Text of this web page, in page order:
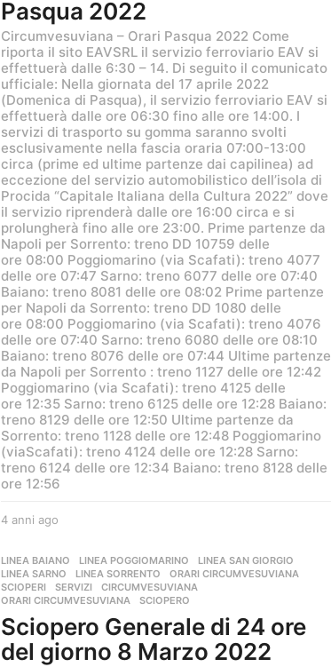
Pasqua 2022
Circumvesuviana – Orari Pasqua 2022 Come
riporta il sito EAVSRL il servizio ferroviario EAV si
effettuerà dalle 6:30 – 14. Di seguito il comunicato
ufficiale: Nella giornata del 17 aprile 2022
(Domenica di Pasqua), il servizio ferroviario EAV si
effettuerà dalle ore 06:30 fino alle ore 14:00. I
servizi di trasporto su gomma saranno svolti
esclusivamente nella fascia oraria 07:00-13:00
circa (prime ed ultime partenze dai capilinea) ad
eccezione del servizio automobilistico dell’isola di
Procida “Capitale Italiana della Cultura 2022” dove
il servizio riprenderà dalle ore 16:00 circa e si
prolungherà fino alle ore 23:00. Prime partenze da
Napoli per Sorrento: treno DD 10759 delle
ore 08:00 Poggiomarino (via Scafati): treno 4077
delle ore 07:47 Sarno: treno 6077 delle ore 07:40
Baiano: treno 8081 delle ore 08:02 Prime partenze
per Napoli da Sorrento: treno DD 1080 delle
ore 08:00 Poggiomarino (via Scafati): treno 4076
delle ore 07:40 Sarno: treno 6080 delle ore 08:10
Baiano: treno 8076 delle ore 07:44 Ultime partenze
da Napoli per Sorrento : treno 1127 delle ore 12:42
Poggiomarino (via Scafati): treno 4125 delle
ore 12:35 Sarno: treno 6125 delle ore 12:28 Baiano:
treno 8129 delle ore 12:50 Ultime partenze da
Sorrento: treno 1128 delle ore 12:48 Poggiomarino
(viaScafati): treno 4124 delle ore 12:28 Sarno:
treno 6124 delle ore 12:34 Baiano: treno 8128 delle
ore 12:56
4 anni ago
n
i
a
g
o
LINEA BAIANO ,LINEA POGGIOMARINO ,LINEA SAN GIORGIO
LINEA SARNO
,LINEA SORRENTO ,ORARI CIRCUMVESUVIANA
SCIOPERI
,SERVIZI CIRCUMVESUVIANA
ORARI CIRCUMVESUVIANA
,SCIOPERO
Sciopero Generale di 24 ore
del giorno 8 Marzo 2022